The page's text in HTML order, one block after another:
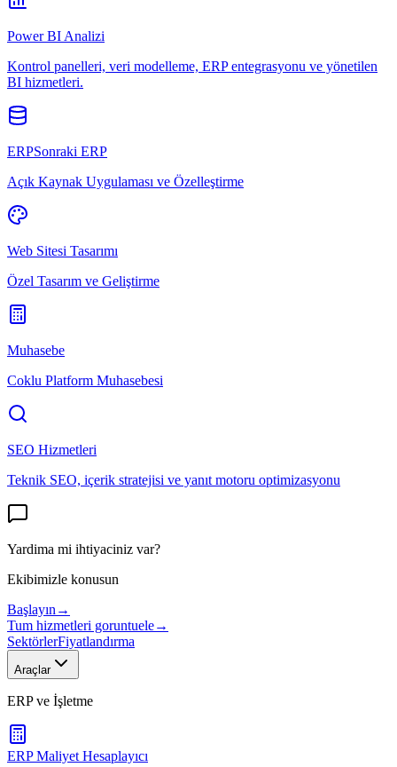
Power BI Analizi
Kontrol panelleri, veri modelleme, ERP entegrasyonu ve yönetilen
BI hizmetleri.
ERPSonraki ERP
Açık Kaynak Uygulaması ve Özelleştirme
Web Sitesi Tasarımı
Özel Tasarım ve Geliştirme
Muhasebe
Coklu Platform Muhasebesi
SEO Hizmetleri
Teknik SEO, içerik stratejisi ve yanıt motoru optimizasyonu
Yardima mi ihtiyaciniz var?
Ekibimizle konusun
Başlayın →
Tum hizmetleri goruntuele→
SektörlerFiyatlandırma
Araçlar
ERP ve İşletme
ERP Maliyet Hesaplayıcı